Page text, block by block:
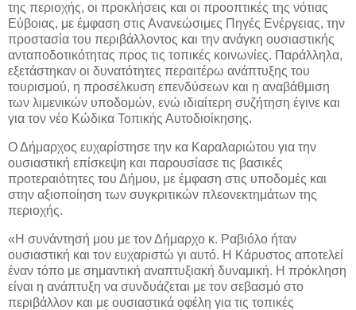
της περιοχής, οι προκλήσεις και οι προοπτικές της νότιας
Εύβοιας, με έμφαση στις Ανανεώσιμες Πηγές Ενέργειας, την
προστασία του περιβάλλοντος και την ανάγκη ουσιαστικής
ανταποδοτικότητας προς τις τοπικές κοινωνίες. Παράλληλα,
εξετάστηκαν οι δυνατότητες περαιτέρω ανάπτυξης του
τουρισμού, η προσέλκυση επενδύσεων και η αναβάθμιση
των λιμενικών υποδομών, ενώ ιδιαίτερη συζήτηση έγινε και
για τον νέο Κώδικα Τοπικής Αυτοδιοίκησης.
Ο Δήμαρχος ευχαρίστησε την κα Καραλαριώτου για την
ουσιαστική επίσκεψη και παρουσίασε τις βασικές
προτεραιότητες του Δήμου, με έμφαση στις υποδομές και
στην αξιοποίηση των συγκριτικών πλεονεκτημάτων της
περιοχής.
«Η συνάντησή μου με τον Δήμαρχο κ. Ραβιόλο ήταν
ουσιαστική και τον ευχαριστώ γι αυτό. Η Κάρυστος αποτελεί
έναν τόπο με σημαντική αναπτυξιακή δυναμική. Η πρόκληση
είναι η ανάπτυξη να συνδυάζεται με τον σεβασμό στο
περιβάλλον και με ουσιαστικά οφέλη για τις τοπικές